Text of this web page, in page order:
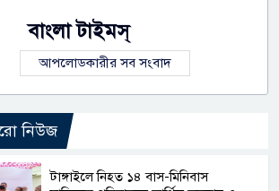
বাংলা টাইমস্
আপলোডকারীর সব সংবাদ
নিউজ
টাঙ্গাইলে নিহত ১৪ বাস-মিনিবাস